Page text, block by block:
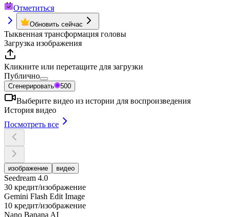
Отметиться
Обновить сейчас
Тыквенная трансформация головы
Загрузка изображения
Кликните или перетащите для загрузки
Публично
Сгенерировать 500
Выберите видео из истории для воспроизведения
История видео
Посмотреть все
изображение видео
Seedream 4.0
30 кредит/изображение
Gemini Flash Edit Image
10 кредит/изображение
Nano Banana AI